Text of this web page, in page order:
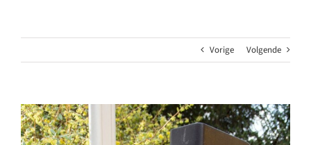
Vorige Volgende
Bekijk
grotere
afbeelding